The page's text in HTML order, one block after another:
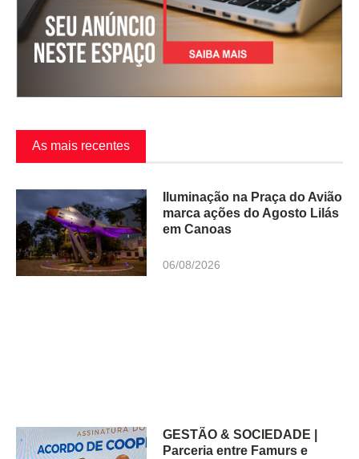
As mais recentes
Iluminação na Praça do Avião
marca ações do Agosto Lilás
em Canoas
06/08/2026
GESTÃO & SOCIEDADE |
Parceria entre Famurs e